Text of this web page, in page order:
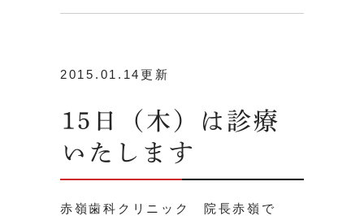
2015.01.14更新
15日（木）は診療
いたします
赤嶺歯科クリニック 院長赤嶺で